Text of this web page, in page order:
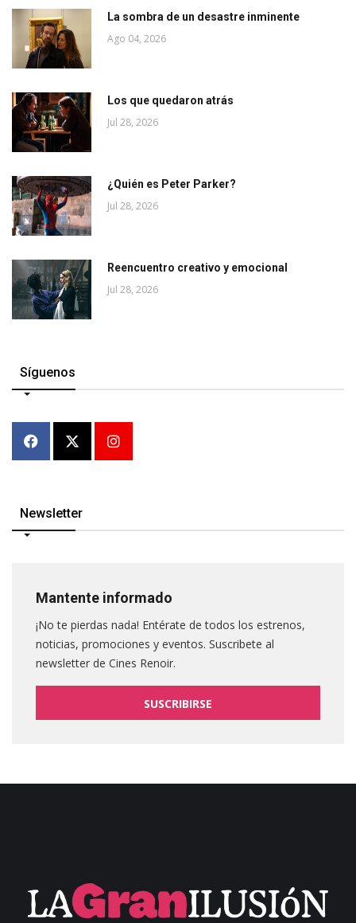
La sombra de un desastre inminente
Ago 04, 2026
Los que quedaron atrás
Jul 28, 2026
¿Quién es Peter Parker?
Jul 28, 2026
Reencuentro creativo y emocional
Jul 28, 2026
Síguenos
Newsletter
Mantente informado
¡No te pierdas nada! Entérate de todos los estrenos,
noticias, promociones y eventos. Suscribete al
newsletter de Cines Renoir.
SUSCRIBIRSE